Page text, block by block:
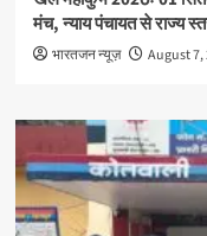
मंच, न्याय पंचायत से राज्य
भारतजन न्यूज़ August 7,